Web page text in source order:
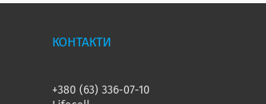
+380 (63) 336-07-10